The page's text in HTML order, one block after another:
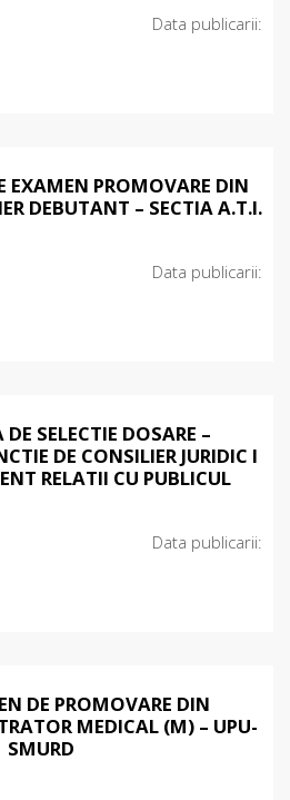
Data publicarii:
EXAMEN PROMOVARE DIN
DEBUTANT – SECTIA A.T.I.
Data publicarii:
SELECTIE DOSARE –
DE CONSILIER JURIDIC I
RELATII CU PUBLICUL
Data publicarii:
DE PROMOVARE DIN
MEDICAL (M) – UPU-
SMURD